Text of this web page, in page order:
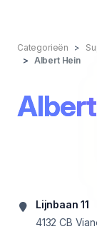
Categorieën
Albert Hein
Lijnbaan 11
4132 CB